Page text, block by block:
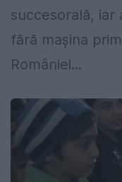
succesorală, iar
fără maşina
României...